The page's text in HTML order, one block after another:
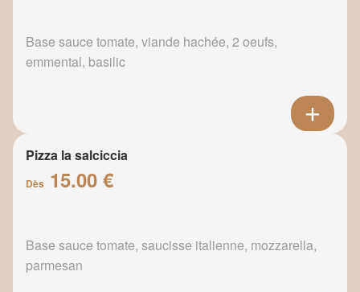
Base sauce tomate, viande hachée, 2 oeufs,
emmental, basilic
Pizza la salciccia
Dès 15.00 €
Base sauce tomate, saucisse italienne, mozzarella,
parmesan